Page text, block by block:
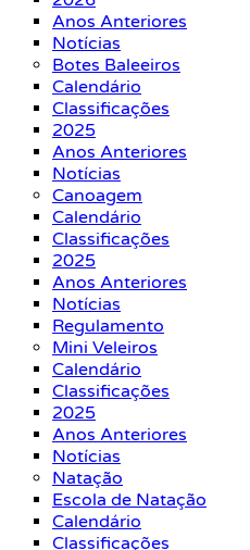
Anos Anteriores
Notícias
Botes Baleeiros
Calendário
Classificações
2025
Anos Anteriores
Notícias
Canoagem
Calendário
Classificações
2025
Anos Anteriores
Notícias
Regulamento
Mini Veleiros
Calendário
Classificações
2025
Anos Anteriores
Notícias
Natação
Escola de Natação
Calendário
Classificações